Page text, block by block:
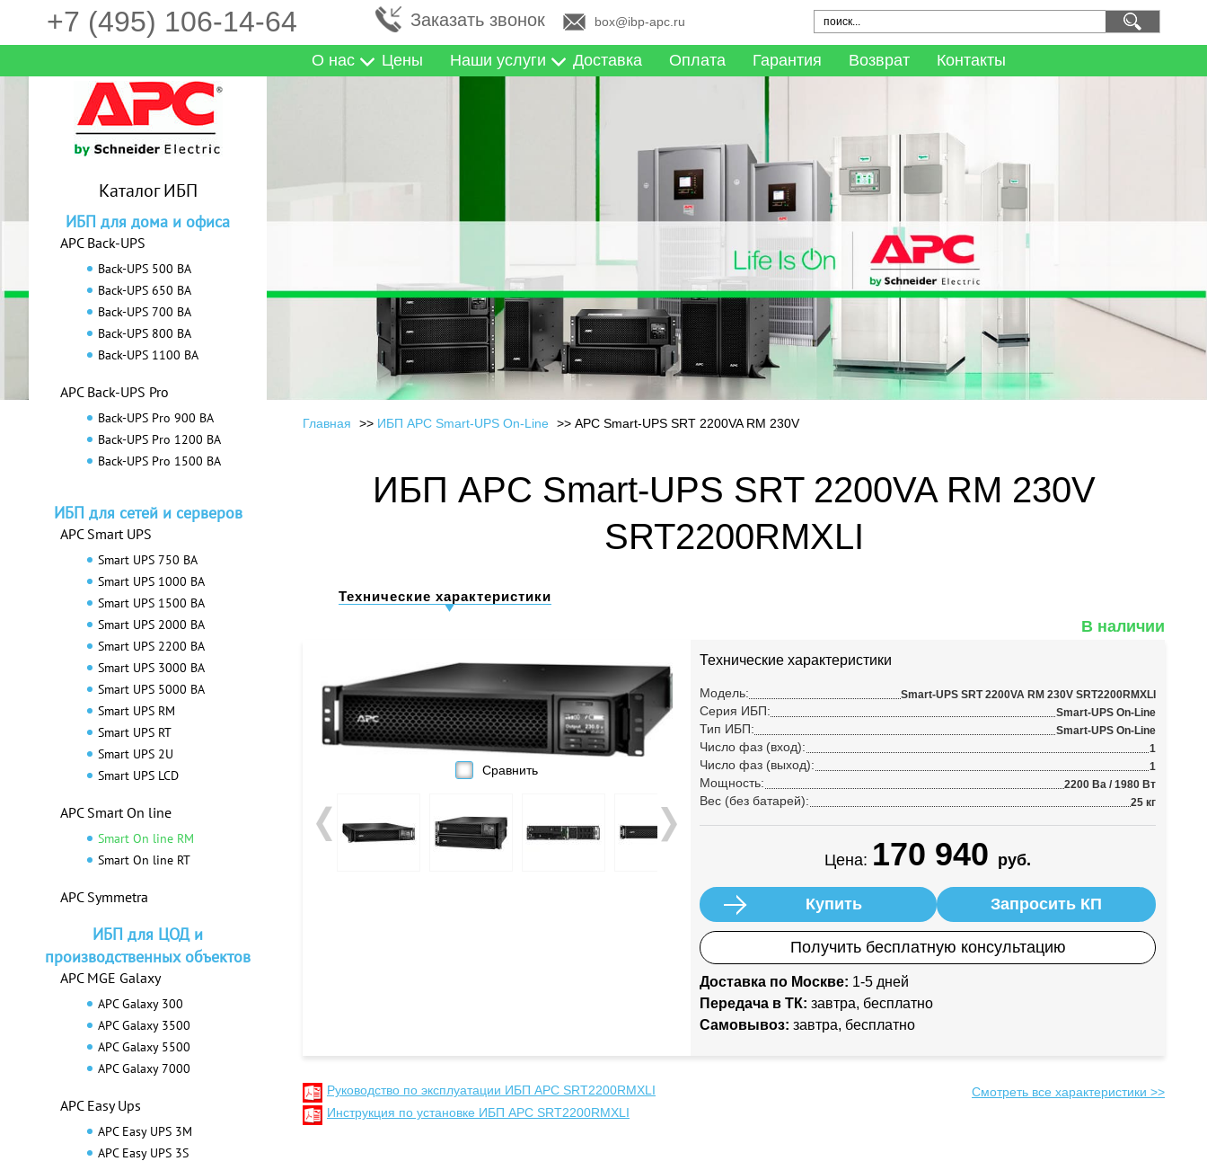
+7 (495) 106-14-64 Заказать звонок box@ibp-apc.ru
О нас Цены Наши услуги Доставка Оплата Гарантия Возврат Контакты
Каталог ИБП
ИБП для дома и офиса
APC Back-UPS
Back-UPS 500 ВА
Back-UPS 650 ВА
Back-UPS 700 ВА
Back-UPS 800 ВА
Back-UPS 1100 ВА
APC Back-UPS Pro
Back-UPS Pro 900 ВА
Back-UPS Pro 1200 ВА
Back-UPS Pro 1500 ВА
ИБП для сетей и серверов
APC Smart UPS
Smart UPS 750 ВА
Smart UPS 1000 ВА
Smart UPS 1500 ВА
Smart UPS 2000 ВА
Smart UPS 2200 ВА
Smart UPS 3000 ВА
Smart UPS 5000 ВА
Smart UPS RM
Smart UPS RT
Smart UPS 2U
Smart UPS LCD
APC Smart On line
Smart On line RM
Smart On line RT
APC Symmetra
ИБП для ЦОД и
производственных объектов
APC MGE Galaxy
APC Galaxy 300
APC Galaxy 3500
APC Galaxy 5500
APC Galaxy 7000
APC Easy Ups
APC Easy UPS 3M
APC Easy UPS 3S
Главная ИБП APC Smart-UPS On-Line APC Smart-UPS SRT 2200VA RM 230V
ИБП APC Smart-UPS SRT 2200VA RM 230V
SRT2200RMXLI
Технические характеристики
В наличии
Сравнить
Технические характеристики
Модель: Smart-UPS SRT 2200VA RM 230V SRT2200RMXLI
Серия ИБП: Smart-UPS On-Line
Тип ИБП: Smart-UPS On-Line
Число фаз (вход): 1
Число фаз (выход): 1
Мощность: 2200 Ва / 1980 Вт
Вес (без батарей): 25 кг
Цена: 170 940 руб.
Купить Запросить КП
Получить бесплатную консультацию
Доставка по Москве: 1-5 дней
Передача в ТК: завтра, бесплатно
Самовывоз: завтра, бесплатно
Руководство по эксплуатации ИБП APC SRT2200RMXLI
Инструкция по установке ИБП APC SRT2200RMXLI
Смотреть все характеристики >>